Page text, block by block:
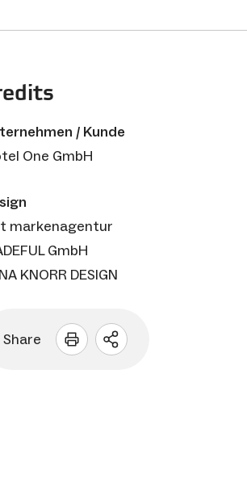
/ Kunde
One GmbH
markenagentur
GmbH
KNORR DESIGN
Share
Sharing